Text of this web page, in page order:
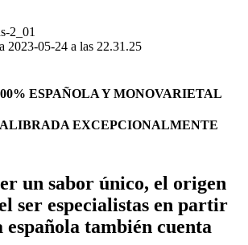
ESPAÑOLA Y MONOVARIETAL
EXCEPCIONALMENTE
un sabor único, el origen
ser especialistas en partir
también cuenta